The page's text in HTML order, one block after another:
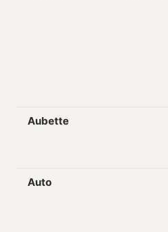
Aubette
Auto